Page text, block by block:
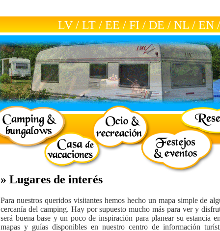
LV / LT / EE / FI / DE / NL / EN /
» Lugares de interés
Para nuestros queridos visitantes hemos hecho un mapa simple de
cercanía del camping. Hay por supuesto mucho más para ver y
será buena base y un poco de inspiración para planear su estancia
mapas y guías disponibles en nuestro centro de información